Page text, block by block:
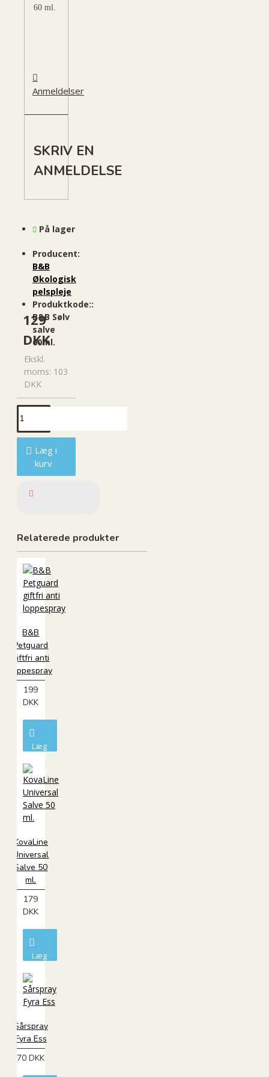
60 ml.
Anmeldelser
SKRIV EN
ANMELDELSE
129
DKK
Ekskl.
moms: 103
DKK
På lager
Producent:
B&B
Økologisk
pelspleje
Produktkode::
B&B Sølv
salve
60ml.
Læg i
kurv
Relaterede produkter
B&B
Petguard
giftfri anti
loppespray
199
DKK
Læg
kurv
KovaLine
Universal
Salve 50
ml.
179
DKK
Læg
kurv
Sårspray
Fyra Ess
70 DKK